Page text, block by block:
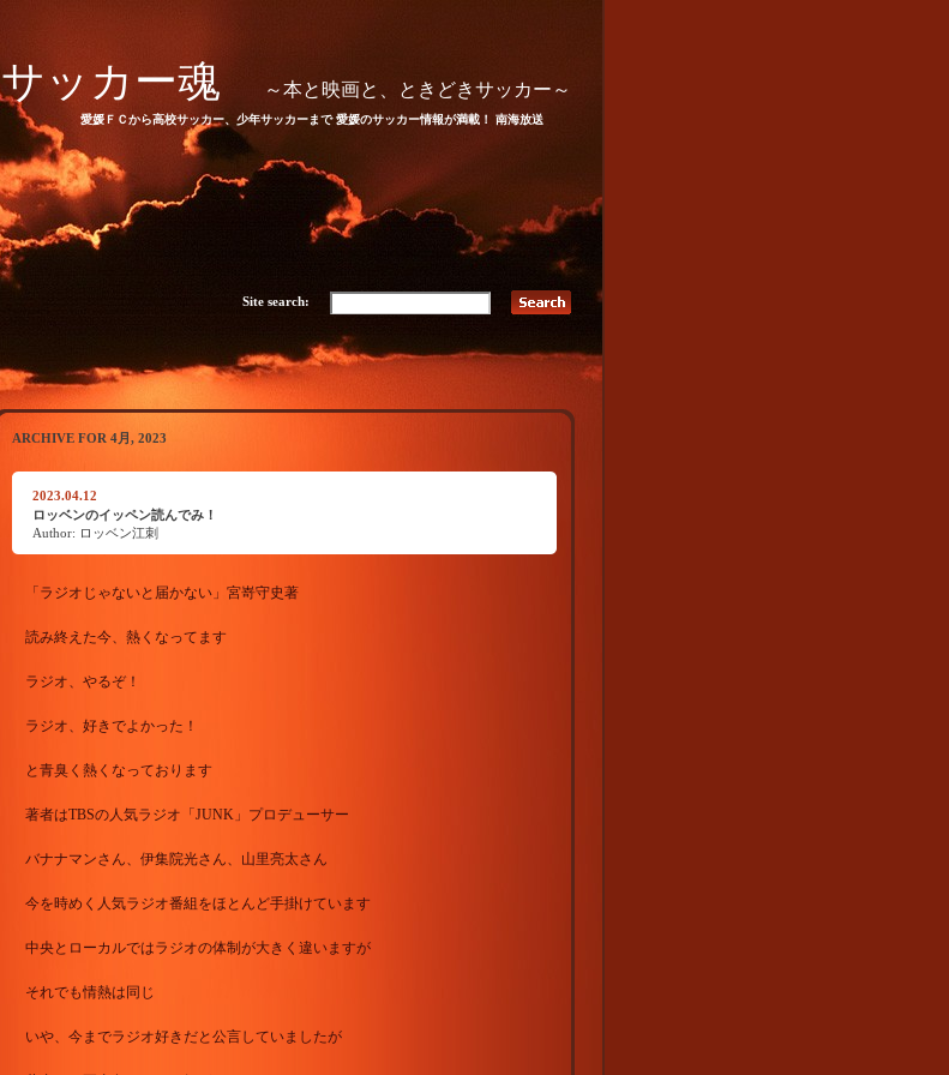
サッカー魂 ～本と映画と、ときどきサッカー～
愛媛ＦＣから高校サッカー、少年サッカーまで 愛媛のサッカー情報が満載！ 南海放送
Site search:
ARCHIVE FOR 4月, 2023
2023.04.12
ロッベンのイッペン読んでみ！
Author: ロッベン江刺
「ラジオじゃないと届かない」宮嵜守史著
読み終えた今、熱くなってます
ラジオ、やるぞ！
ラジオ、好きでよかった！
と青臭く熱くなっております
著者はTBSの人気ラジオ「JUNK」プロデューサー
バナナマンさん、伊集院光さん、山里亮太さん
今を時めく人気ラジオ番組をほとんど手掛けています
中央とローカルではラジオの体制が大きく違いますが
それでも情熱は同じ
いや、今までラジオ好きだと公言していましたが